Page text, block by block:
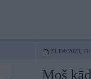
23. Feb 2023,
Moš